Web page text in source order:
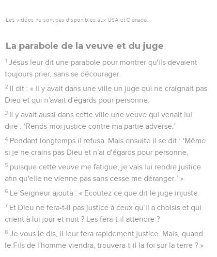
Les vidéos ne sont pas disponibles aux USA et C anada.
La parabole de la veuve et du juge
1 Jésus leur dit une parabole pour montrer qu'ils devaient
toujours prier, sans se décourager.
2 Il dit : « Il y avait dans une ville un juge qui ne craignait pas
Dieu et qui n'avait d'égards pour personne.
3 Il y avait aussi dans cette ville une veuve qui venait lui
dire : ‘Rends-moi justice contre ma partie adverse.’
4 Pendant longtemps il refusa. Mais ensuite il se dit : ‘Même
si je ne crains pas Dieu et n'ai d'égards pour personne,
5 puisque cette veuve me fatigue, je vais lui rendre justice
afin qu'elle ne vienne pas sans cesse me déranger.’ »
6 Le Seigneur ajouta : « Ecoutez ce que dit le juge injuste.
7 Et Dieu ne fera-t-il pas justice à ceux qu’il a choisis et qui
crient à lui jour et nuit ? Les fera-t-il attendre ?
8 Je vous le dis, il leur fera rapidement justice. Mais, quand
le Fils de l'homme viendra, trouvera-t-il la foi sur la terre ? »